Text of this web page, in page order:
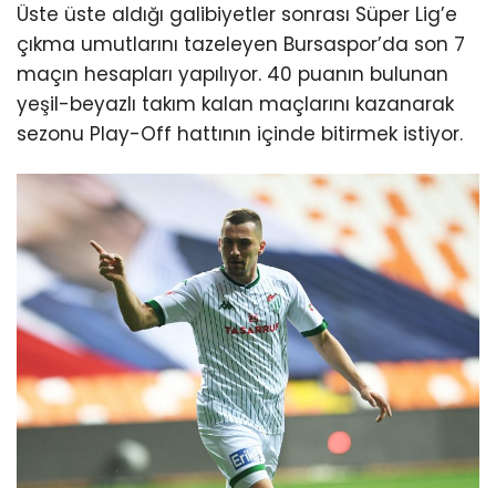
Üste üste aldığı galibiyetler sonrası Süper Lig’e
çıkma umutlarını tazeleyen Bursaspor’da son 7
maçın hesapları yapılıyor. 40 puanın bulunan
yeşil-beyazlı takım kalan maçlarını kazanarak
sezonu Play-Off hattının içinde bitirmek istiyor.